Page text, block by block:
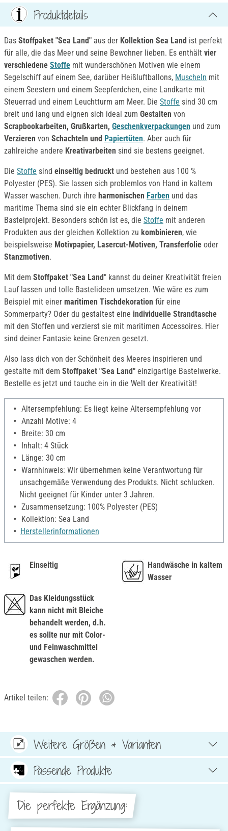
Produktdetails
Das Stoffpaket "Sea Land" aus der Kollektion Sea Land ist perfekt
für alle, die das Meer und seine Bewohner lieben. Es enthält vier
verschiedene Stoffe mit wunderschönen Motiven wie einem
Segelschiff auf einem See, darüber Heißluftballons, Muscheln mit
einem Seestern und einem Seepferdchen, eine Landkarte mit
Steuerrad und einem Leuchtturm am Meer. Die Stoffe sind 30 cm
breit und lang und eignen sich ideal zum Gestalten von
Scrapbookarbeiten, Grußkarten, Geschenkverpackungen und zum
Verzieren von Schachteln und Papiertüten. Aber auch für
zahlreiche andere Kreativarbeiten sind sie bestens geeignet.
Die Stoffe sind einseitig bedruckt und bestehen aus 100 %
Polyester (PES). Sie lassen sich problemlos von Hand in kaltem
Wasser waschen. Durch ihre harmonischen Farben und das
maritime Thema sind sie ein echter Blickfang in deinem
Bastelprojekt. Besonders schön ist es, die Stoffe mit anderen
Produkten aus der gleichen Kollektion zu kombinieren, wie
beispielsweise Motivpapier, Lasercut-Motiven, Transferfolie oder
Stanzmotiven.
Mit dem Stoffpaket "Sea Land" kannst du deiner Kreativität freien
Lauf lassen und tolle Bastelideen umsetzen. Wie wäre es zum
Beispiel mit einer maritimen Tischdekoration für eine
Sommerparty? Oder du gestaltest eine individuelle Strandtasche
mit den Stoffen und verzierst sie mit maritimen Accessoires. Hier
sind deiner Fantasie keine Grenzen gesetzt.
Also lass dich von der Schönheit des Meeres inspirieren und
gestalte mit dem Stoffpaket "Sea Land" einzigartige Bastelwerke.
Bestelle es jetzt und tauche ein in die Welt der Kreativität!
Altersempfehlung: Es liegt keine Altersempfehlung vor
Anzahl Motive: 4
Breite: 30 cm
Inhalt: 4 Stück
Länge: 30 cm
Warnhinweis: Wir übernehmen keine Verantwortung für
unsachgemäße Verwendung des Produkts. Nicht schlucken.
Nicht geeignet für Kinder unter 3 Jahren.
Zusammensetzung: 100% Polyester (PES)
Kollektion: Sea Land
Herstellerinformationen
Einseitig
Das Kleidungsstück
kann nicht mit Bleiche
behandelt werden, d.h.
es sollte nur mit Color-
und Feinwaschmittel
gewaschen werden.
Handwäsche in kaltem
Wasser
Artikel teilen:
Weitere Größen & Varianten
Passende Produkte
Die perfekte Ergänzung: